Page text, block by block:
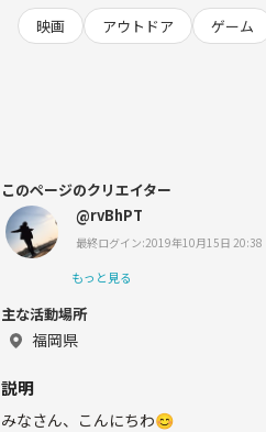
映画 アウトドア ゲーム
このページのクリエイター
@rvBhPT
最終ログイン:2019年10月15日 20:38
もっと見る
主な活動場所
福岡県
説明
みなさん、こんにちわ😊